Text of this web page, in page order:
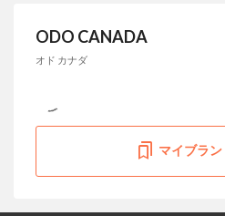
ODO CANADA
オド カナダ
マイブラ